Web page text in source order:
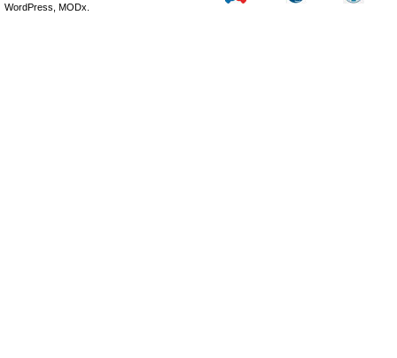
WordPress, MODx.